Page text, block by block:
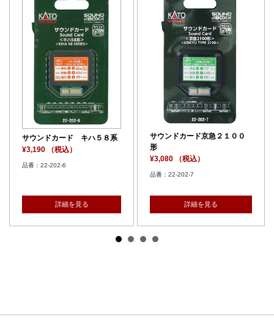
サウンドカード キハ５８系
¥3,190 （税込）
品番：22-202-6
詳細を見る
サウンドカード京急２１００
形
¥3,080 （税込）
品番：22-202-7
詳細を見る